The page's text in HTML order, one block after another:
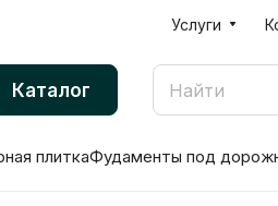
Услуги
Каталог
плиткаФудаменты под